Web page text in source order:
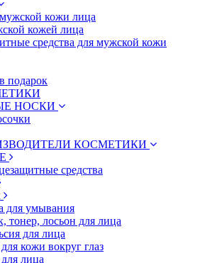
кожи лица
кожей лица
средства для мужской кожи
подарок
НОСКИ
КОСМЕТИКИ
средства
для умывания
тонер, лосьон для лица
для лица
кожи вокруг глаз
лица